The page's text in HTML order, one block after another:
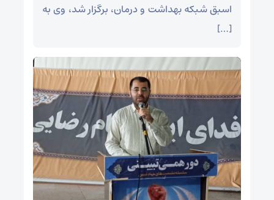
اسبق شبکه بهداشت و درمان، برگزار شد، وی به
[…]